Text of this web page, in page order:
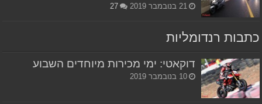
21 בנובמבר 2019 27
כתבות רנדומליות
דוקאטי: ימי מכירות מיוחדים השבוע
10 בנובמבר 2019